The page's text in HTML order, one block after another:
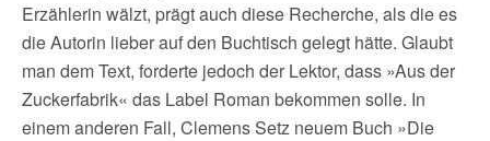
Erzählerin wälzt, prägt auch diese Recherche, als die es
die Autorin lieber auf den Buchtisch gelegt hätte. Glaubt
man dem Text, forderte jedoch der Lektor, dass »Aus der
Zuckerfabrik« das Label Roman bekommen solle. In
einem anderen Fall, Clemens Setz neuem Buch »Die